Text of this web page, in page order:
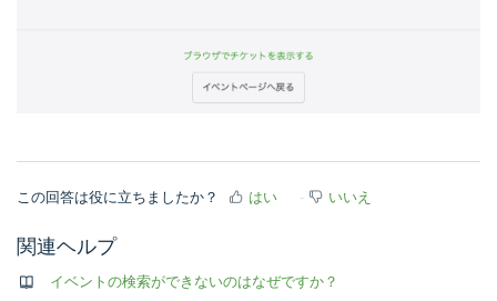
この回答は役に立ちましたか？ はい いいえ
関連ヘルプ
イベントの検索ができないのはなぜですか？